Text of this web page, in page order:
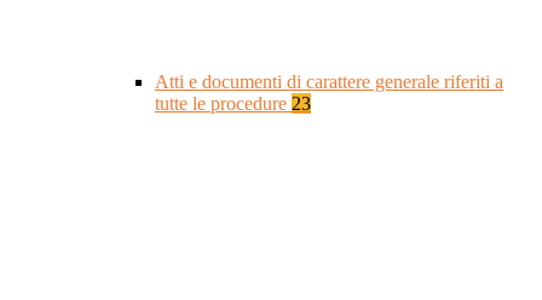
Atti e documenti di carattere generale riferiti a
tutte le procedure 23